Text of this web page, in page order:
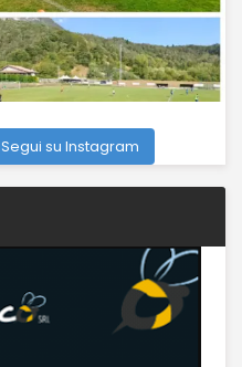
Segui su Instagram